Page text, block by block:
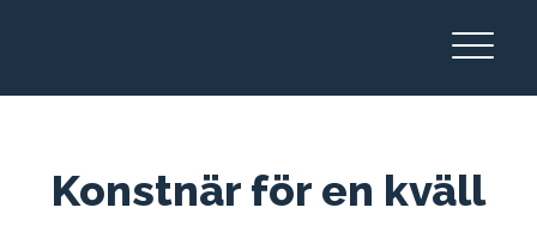
Konstnär för en kväll